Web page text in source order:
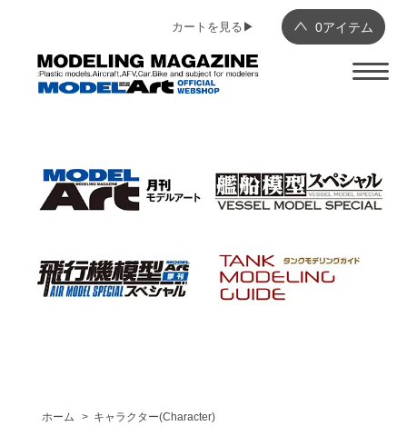
0アイテム
カートを見る▶︎
ホーム > キャラクター(Character)